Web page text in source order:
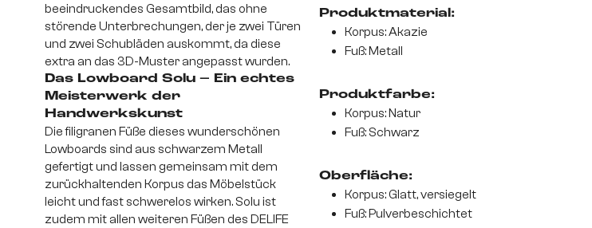
beeindruckendes Gesamtbild, das ohne
störende Unterbrechungen, der je zwei Türen
und zwei Schubläden auskommt, da diese
extra an das 3D-Muster angepasst wurden.
Das Lowboard Solu – Ein echtes
Meisterwerk der
Handwerkskunst
Die filigranen Füße dieses wunderschönen
Lowboards sind aus schwarzem Metall
gefertigt und lassen gemeinsam mit dem
zurückhaltenden Korpus das Möbelstück
leicht und fast schwerelos wirken. Solu ist
zudem mit allen weiteren Füßen des DELIFE
Produktmaterial:
Korpus: Akazie
Fuß: Metall
Produktfarbe:
Korpus: Natur
Fuß: Schwarz
Oberfläche:
Korpus: Glatt, versiegelt
Fuß: Pulverbeschichtet